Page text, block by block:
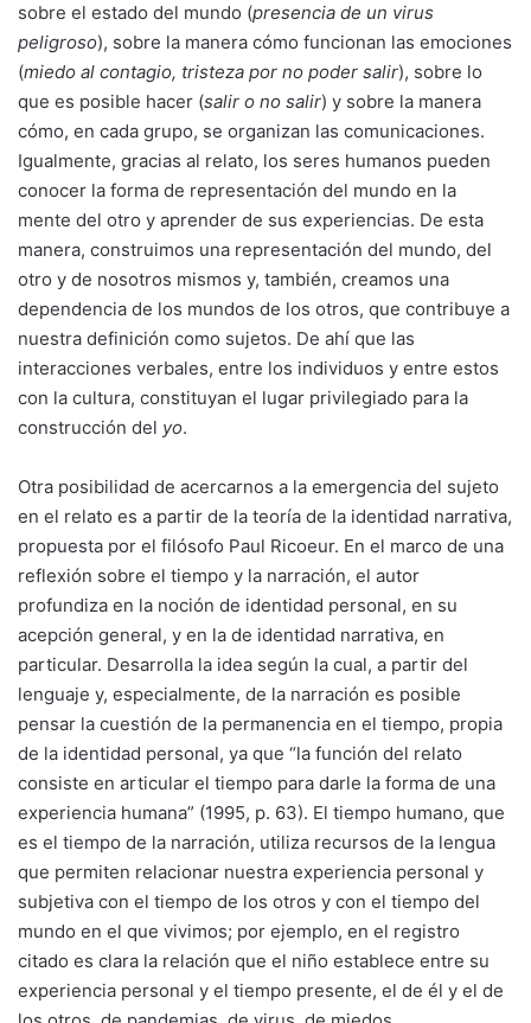
sobre el estado del mundo (presencia de un virus
peligroso), sobre la manera cómo funcionan las emociones
(miedo al contagio, tristeza por no poder salir), sobre lo
que es posible hacer (salir o no salir) y sobre la manera
cómo, en cada grupo, se organizan las comunicaciones.
Igualmente, gracias al relato, los seres humanos pueden
conocer la forma de representación del mundo en la
mente del otro y aprender de sus experiencias. De esta
manera, construimos una representación del mundo, del
otro y de nosotros mismos y, también, creamos una
dependencia de los mundos de los otros, que contribuye a
nuestra definición como sujetos. De ahí que las
interacciones verbales, entre los individuos y entre estos
con la cultura, constituyan el lugar privilegiado para la
construcción del yo.
Otra posibilidad de acercarnos a la emergencia del sujeto
en el relato es a partir de la teoría de la identidad narrativa,
propuesta por el filósofo Paul Ricoeur. En el marco de una
reflexión sobre el tiempo y la narración, el autor
profundiza en la noción de identidad personal, en su
acepción general, y en la de identidad narrativa, en
particular. Desarrolla la idea según la cual, a partir del
lenguaje y, especialmente, de la narración es posible
pensar la cuestión de la permanencia en el tiempo, propia
de la identidad personal, ya que “la función del relato
consiste en articular el tiempo para darle la forma de una
experiencia humana” (1995, p. 63). El tiempo humano, que
es el tiempo de la narración, utiliza recursos de la lengua
que permiten relacionar nuestra experiencia personal y
subjetiva con el tiempo de los otros y con el tiempo del
mundo en el que vivimos; por ejemplo, en el registro
citado es clara la relación que el niño establece entre su
experiencia personal y el tiempo presente, el de él y el de